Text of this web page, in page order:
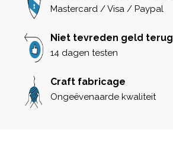
Mastercard / Visa / Paypal
Niet tevreden geld terug
14 dagen testen
Craft fabricage
Ongeëvenaarde kwaliteit